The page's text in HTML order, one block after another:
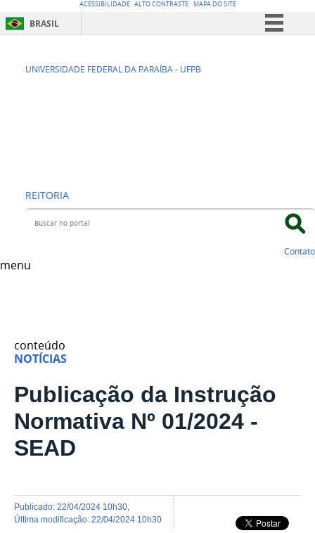
ACESSIBILIDADE ALTO CONTRASTE MAPA DO SITE
BRASIL
Comunica BR
UNIVERSIDADE FEDERAL DA PARAÍBA - UFPB
SEAD -
REITORIA
Buscar no portal
Contato
menu
conteúdo
NOTÍCIAS
Publicação da Instrução
Normativa Nº 01/2024 -
SEAD
publicado: 22/04/2024 10h30
última modificação: 22/04/2024 10h30